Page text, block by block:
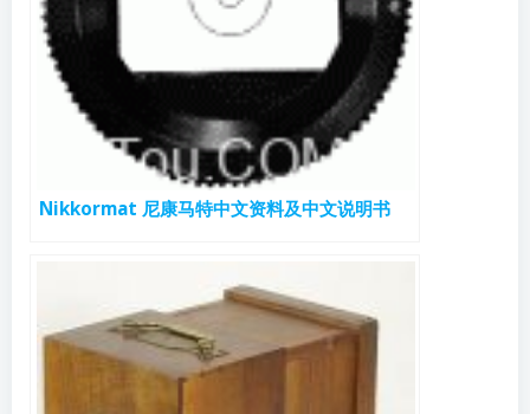
Nikkormat 尼康马特中文资料及中文说明书